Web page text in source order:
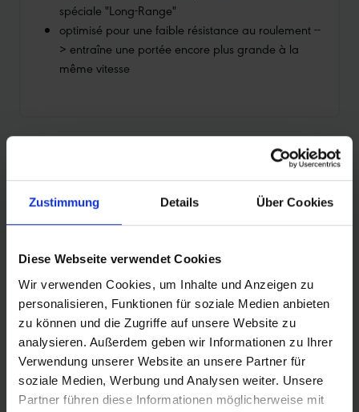
Zustimmung Details Über Cookies
Diese Webseite verwendet Cookies
Wir verwenden Cookies, um Inhalte und Anzeigen zu
personalisieren, Funktionen für soziale Medien anbieten
zu können und die Zugriffe auf unsere Website zu
analysieren. Außerdem geben wir Informationen zu Ihrer
Verwendung unserer Website an unsere Partner für
soziale Medien, Werbung und Analysen weiter. Unsere
Partner führen diese Informationen möglicherweise mit
spéciale "Long-Range"
optimisé pour une faible résistance au roulement --
> entraîne une portée encore plus grande à la
même vitesse
APERÇU DES PRODUITS
Trouvez encore plus rapidement le pneu qui
pour affiner votre sélection ou filtrez le tableau
en fonction des catégories qui vous
intéressent. Triez les pneus à l'aide des flèches.
Comparer RÉF. Prix Poids